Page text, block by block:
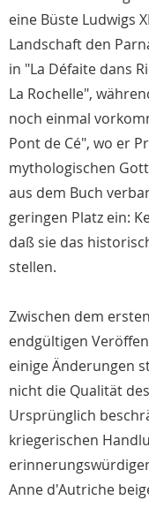
eine Büste Ludwigs
Landschaft den
in "La Défaite dans
La Rochelle",
noch einmal
Pont de Cé", wo er
mythologischen
aus dem Buch
geringen Platz ein:
daß sie das
stellen.
Zwischen dem
endgültigen
einige Änderungen
nicht die Qualität
Ursprünglich
kriegerischen
Anne d'Autriche